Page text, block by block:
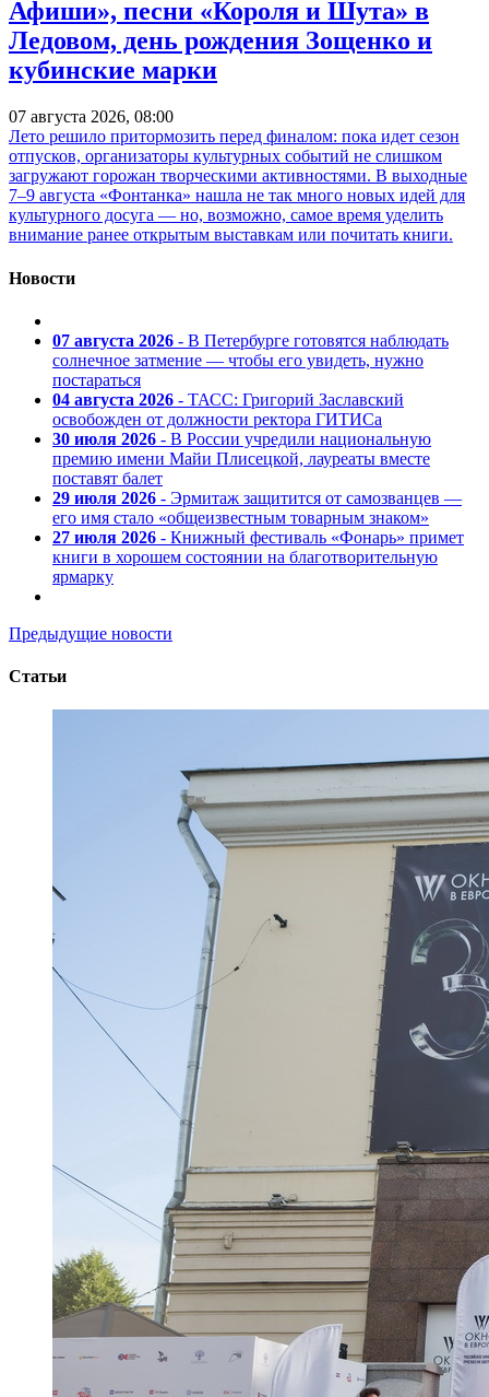
Афиши», песни «Короля и Шута» в
Ледовом, день рождения Зощенко и
кубинские марки
07 августа 2026, 08:00
Лето решило притормозить перед финалом: пока идет сезон
отпусков, организаторы культурных событий не слишком
загружают горожан творческими активностями. В выходные
7–9 августа «Фонтанка» нашла не так много новых идей для
культурного досуга — но, возможно, самое время уделить
внимание ранее открытым выставкам или почитать книги.
Новости
07 августа 2026 - В Петербурге готовятся наблюдать
солнечное затмение — чтобы его увидеть, нужно
постараться
04 августа 2026 - ТАСС: Григорий Заславский
освобожден от должности ректора ГИТИСа
30 июля 2026 - В России учредили национальную
премию имени Майи Плисецкой, лауреаты вместе
поставят балет
29 июля 2026 - Эрмитаж защитится от самозванцев —
его имя стало «общеизвестным товарным знаком»
27 июля 2026 - Книжный фестиваль «Фонарь» примет
книги в хорошем состоянии на благотворительную
ярмарку
Предыдущие новости
Статьи